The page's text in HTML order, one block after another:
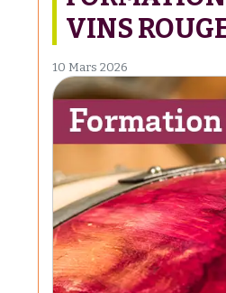
VINS
10 Mars 2026